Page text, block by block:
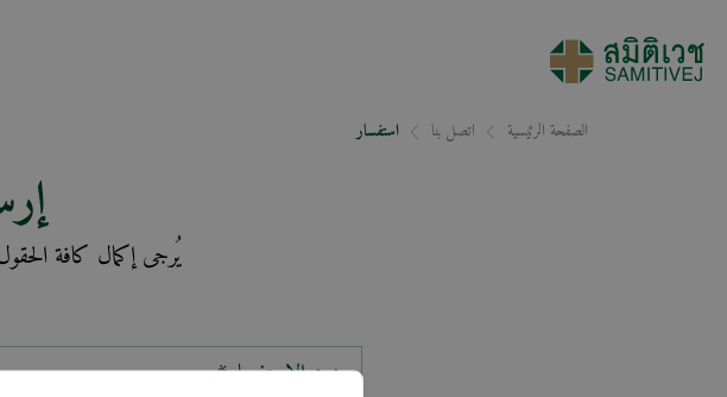
الصفحة الرئيسية اتصل بنا استفسار
يُرجى إكمال كافة الحقول
نوع الاستفسار*